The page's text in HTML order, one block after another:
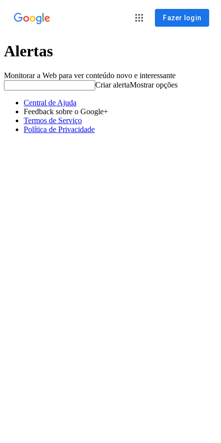
Fazer login
Alertas
Monitorar a Web para ver conteúdo novo e interessante
Criar alertaMostrar opções
Central de Ajuda
Feedback sobre o Google+
Termos de Serviço
Política de Privacidade